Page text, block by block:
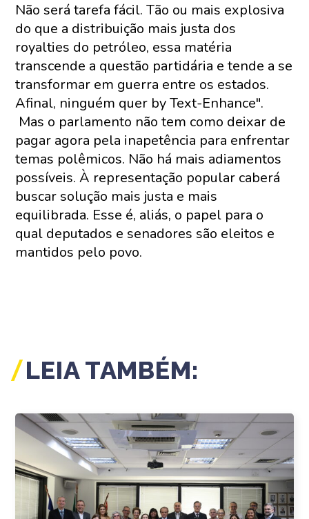
Não será tarefa fácil. Tão ou mais explosiva
do que a distribuição mais justa dos
royalties do petróleo, essa matéria
transcende a questão partidária e tende a se
transformar em guerra entre os estados.
Afinal, ninguém quer by Text-Enhance".
Mas o parlamento não tem como deixar de
pagar agora pela inapetência para enfrentar
temas polêmicos. Não há mais adiamentos
possíveis. À representação popular caberá
buscar solução mais justa e mais
equilibrada. Esse é, aliás, o papel para o
qual deputados e senadores são eleitos e
mantidos pelo povo.
LEIA TAMBÉM: